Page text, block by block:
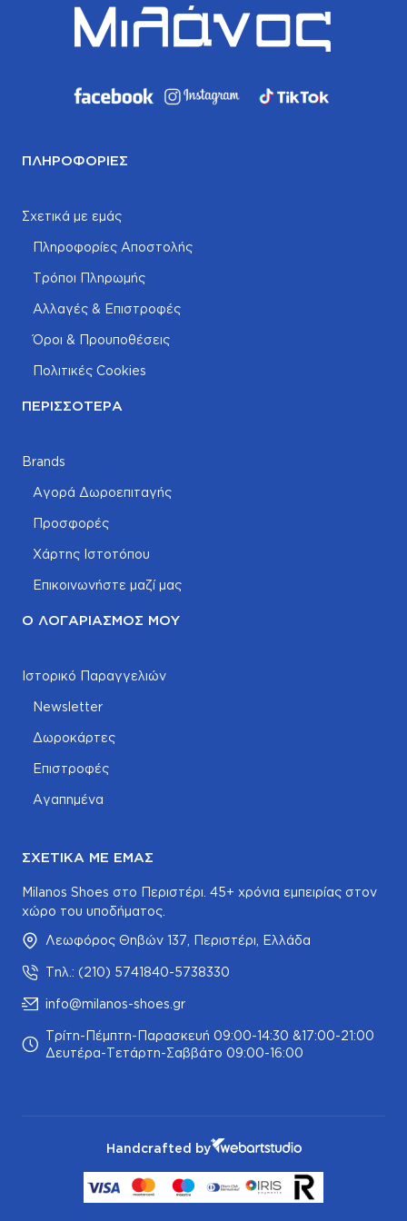
ΠΛΗΡΟΦΟΡΊΕΣ
Σχετικά με εμάς
Πληροφορίες Αποστολής
Τρόποι Πληρωμής
Αλλαγές & Επιστροφές
Όροι & Προυποθέσεις
Πολιτικές Cookies
ΠΕΡΙΣΣΌΤΕΡΑ
Brands
Αγορά Δωροεπιταγής
Προσφορές
Χάρτης Ιστοτόπου
Επικοινωνήστε μαζί μας
Ο ΛΟΓΑΡΙΑΣΜΌΣ ΜΟΥ
Ιστορικό Παραγγελιών
Newsletter
Δωροκάρτες
Επιστροφές
Αγαπημένα
ΣΧΕΤΙΚΆ ΜΕ ΕΜΆΣ
Milanos Shoes στο Περιστέρι. 45+ χρόνια εμπειρίας στον
χώρο του υποδήματος.
Λεωφόρος Θηβών 137, Περιστέρι, Ελλάδα
Τηλ.: (210) 5741840-5738330
info@milanos-shoes.gr
Τρίτη-Πέμπτη-Παρασκευή 09:00-14:30 &17:00-21:00
Δευτέρα-Τετάρτη-Σαββάτο 09:00-16:00
Handcrafted by